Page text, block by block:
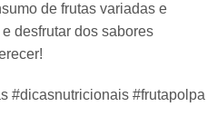
de frutas variadas e
desfrutar dos sabores
#dicasnutricionais #frutapolpa